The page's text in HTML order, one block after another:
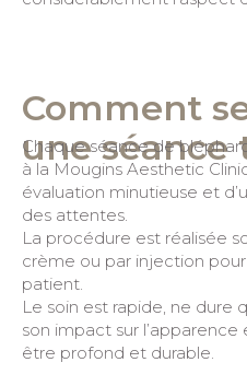
Comment
une séance
Chaque séance de
à la Mougins Aesthetic
évaluation minutieuse et
des attentes.
La procédure est réalisée
crème ou par injection
patient.
Le soin est rapide, ne dure
son impact sur
être profond et durable.